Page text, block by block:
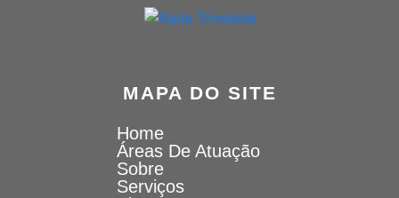
MAPA DO SITE
Home
Áreas De Atuação
Sobre
Serviços